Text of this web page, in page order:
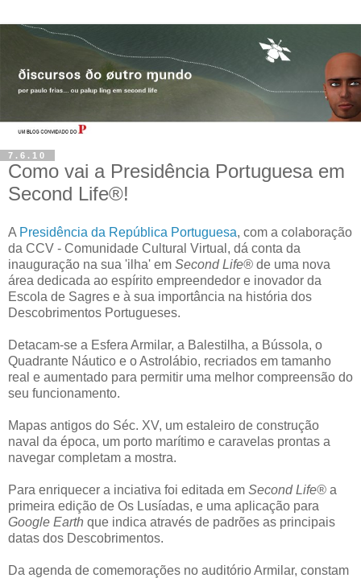
7.6.10
Como vai a Presidência Portuguesa em
Second Life®!
A Presidência da República Portuguesa, com a colaboração
da CCV - Comunidade Cultural Virtual, dá conta da
inauguração na sua 'ilha' em Second Life® de uma nova
área dedicada ao espírito empreendedor e inovador da
Escola de Sagres e à sua importância na história dos
Descobrimentos Portugueses.
Detacam-se a Esfera Armilar, a Balestilha, a Bússola, o
Quadrante Náutico e o Astrolábio, recriados em tamanho
real e aumentado para permitir uma melhor compreensão do
seu funcionamento.
Mapas antigos do Séc. XV, um estaleiro de construção
naval da época, um porto marítimo e caravelas prontas a
navegar completam a mostra.
Para enriquecer a inciativa foi editada em Second Life® a
primeira edição de Os Lusíadas, e uma aplicação para
Google Earth que indica através de padrões as principais
datas dos Descobrimentos.
Da agenda de comemorações no auditório Armilar, constam